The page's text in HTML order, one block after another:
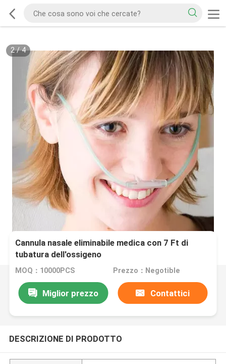
2/4
Cannula nasale eliminabile medica con 7 Ft di
tubatura dell'ossigeno
MOQ：10000PCS Prezzo：Negotible
Miglior prezzo Contattici
DESCRIZIONE DI PRODOTTO